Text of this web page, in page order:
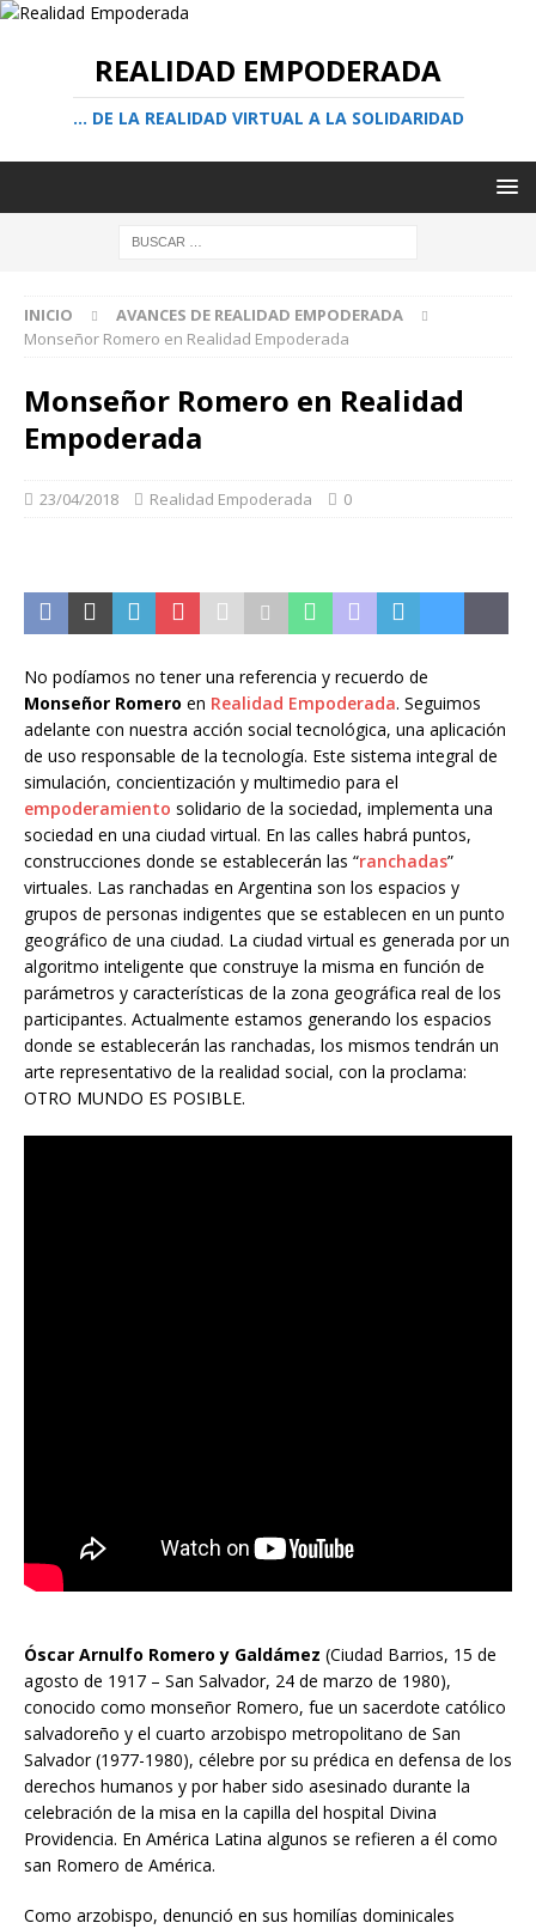
REALIDAD EMPODERADA
… DE LA REALIDAD VIRTUAL A LA SOLIDARIDAD
INICIO
AVANCES DE REALIDAD EMPODERADA
Monseñor Romero en Realidad Empoderada
Monseñor Romero en Realidad
Empoderada
23/04/2018 Realidad Empoderada 0
No podíamos no tener una referencia y recuerdo de
Monseñor Romero en Realidad Empoderada. Seguimos
adelante con nuestra acción social tecnológica, una aplicación
de uso responsable de la tecnología. Este sistema integral de
simulación, concientización y multimedio para el
empoderamiento solidario de la sociedad, implementa una
sociedad en una ciudad virtual. En las calles habrá puntos,
construcciones donde se establecerán las “ranchadas”
virtuales. Las ranchadas en Argentina son los espacios y
grupos de personas indigentes que se establecen en un punto
geográfico de una ciudad. La ciudad virtual es generada por un
algoritmo inteligente que construye la misma en función de
parámetros y características de la zona geográfica real de los
participantes. Actualmente estamos generando los espacios
donde se establecerán las ranchadas, los mismos tendrán un
arte representativo de la realidad social, con la proclama:
OTRO MUNDO ES POSIBLE.
Óscar Arnulfo Romero y Galdámez (Ciudad Barrios, 15 de
agosto de 1917 – San Salvador, 24 de marzo de 1980),
conocido como monseñor Romero,​ fue un sacerdote católico
salvadoreño y el cuarto arzobispo metropolitano de San
Salvador (1977-1980), célebre por su prédica en defensa de los
derechos humanos y por haber sido asesinado durante la
celebración de la misa en la capilla del hospital Divina
Providencia. En América Latina algunos se refieren a él como
san Romero de América.
Como arzobispo, denunció en sus homilías dominicales